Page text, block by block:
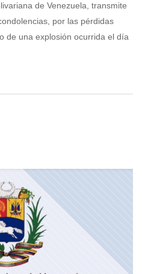
de Venezuela, transmite
por las pérdidas
de una explosión ocurrida el día